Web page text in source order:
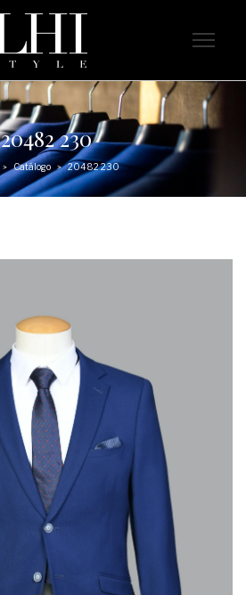
20482 230
> Catálogo > 20482 230